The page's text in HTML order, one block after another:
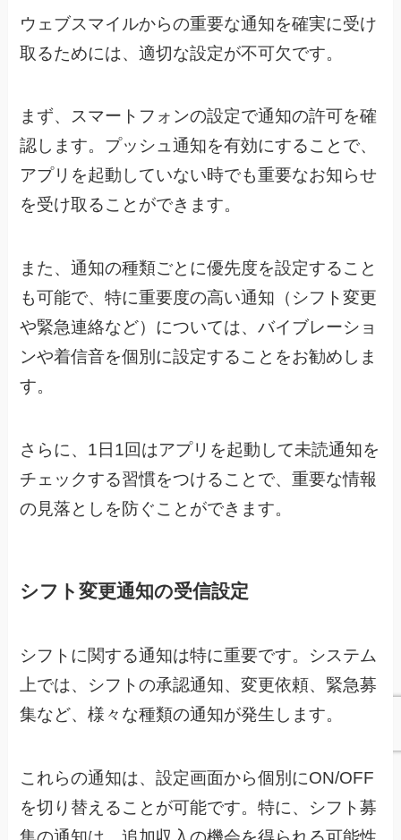
ウェブスマイルからの重要な通知を確実に受け
取るためには、適切な設定が不可欠です。
まず、スマートフォンの設定で通知の許可を確
認します。プッシュ通知を有効にすることで、
アプリを起動していない時でも重要なお知らせ
を受け取ることができます。
また、通知の種類ごとに優先度を設定すること
も可能で、特に重要度の高い通知（シフト変更
や緊急連絡など）については、バイブレーショ
ンや着信音を個別に設定することをお勧めしま
す。
さらに、1日1回はアプリを起動して未読通知を
チェックする習慣をつけることで、重要な情報
の見落としを防ぐことができます。
シフト変更通知の受信設定
シフトに関する通知は特に重要です。システム
上では、シフトの承認通知、変更依頼、緊急募
集など、様々な種類の通知が発生します。
これらの通知は、設定画面から個別にON/OFF
を切り替えることが可能です。特に、シフト募